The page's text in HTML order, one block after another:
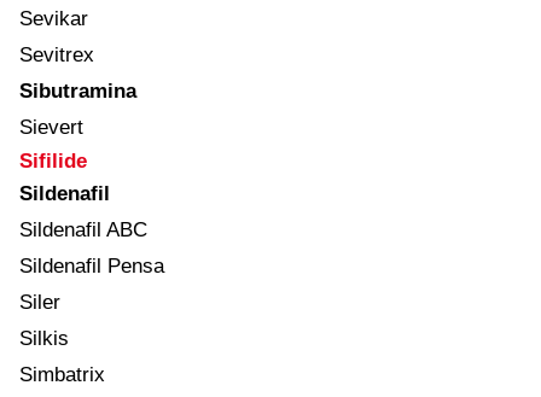
Sevikar
Sevitrex
Sibutramina
Sievert
Sifilide
Sildenafil
Sildenafil ABC
Sildenafil Pensa
Siler
Silkis
Simbatrix